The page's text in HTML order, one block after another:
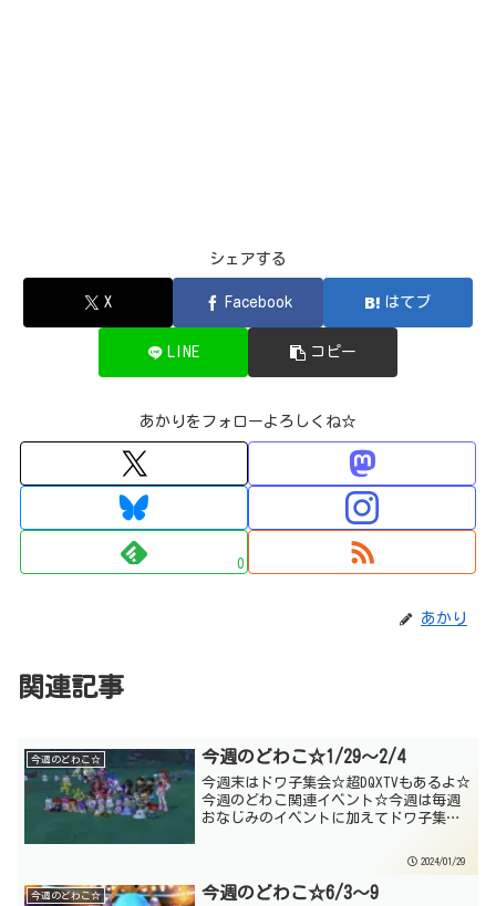
シェアする
X Facebook はてブ
LINE コピー
あかりをフォローよろしくね☆
0
あかり
関連記事
今週のどわこ☆ 今週のどわこ☆1/29～2/4
今週末はドワ子集会☆超DQXTVもあるよ☆
今週のどわこ関連イベント☆今週は毎週
おなじみのイベントに加えてドワ子集会
関連イベントは、こちらから情報提供を
お願いします。締切：2/4(日)15時1月29
日...
2024/01/29
今週のどわこ☆ 今週のどわこ☆6/3～9